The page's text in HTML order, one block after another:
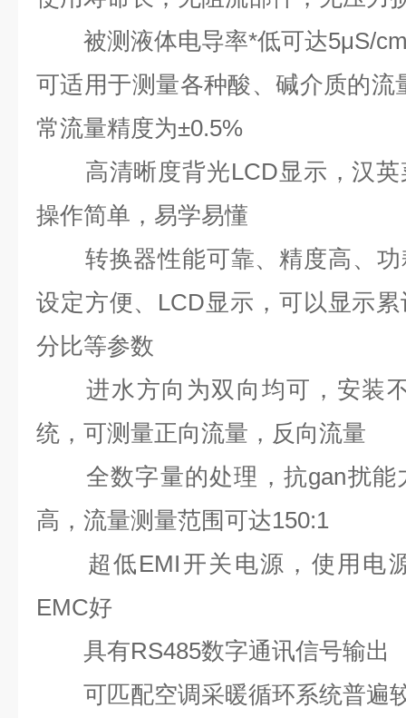
被测液体电导率*低可达5μS/cm
可适用于测量各种酸、碱介质的流
常流量精度为±0.5%
高清晰度背光LCD显示，汉英
操作简单，易学易懂
转换器性能可靠、精度高、功
设定方便、LCD显示，可以显示
分比等参数
进水方向为双向均可，安装
统，可测量正向流量，反向流量
全数字量的处理，抗gan扰能
高，流量测量范围可达150:1
超低EMI开关电源，使用电
EMC好
具有RS485数字通讯信号输出
可匹配空调采暖循环系统普遍